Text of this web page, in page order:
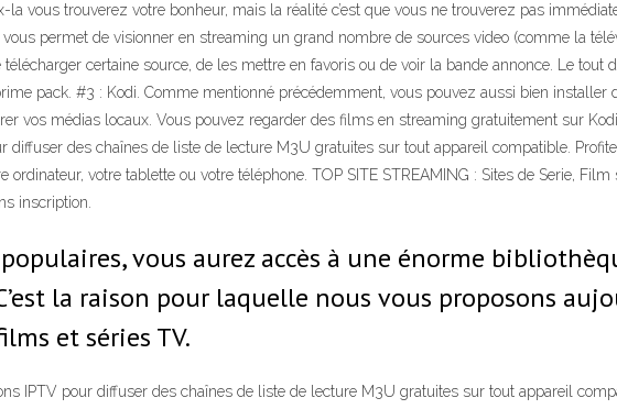
vous trouverez votre bonheur, mais la réalité c’est que vous ne trouverez pas
permet de visionner en streaming un grand nombre de sources video (comme la
certaine source, de les mettre en favoris ou de voir la bande annonce. Le tout
pack. #3 : Kodi. Comme mentionné précédemment, vous pouvez aussi bien installer
vos médias locaux. Vous pouvez regarder des films en streaming gratuitement sur
diffuser des chaînes de liste de lecture M3U gratuites sur tout appareil compatible.
votre tablette ou votre téléphone. TOP SITE STREAMING : Sites de Serie,
inscription.
vous aurez accès à une énorme
la raison pour laquelle nous vous proposons
et séries TV.
IPTV pour diffuser des chaînes de liste de lecture M3U gratuites sur tout appareil